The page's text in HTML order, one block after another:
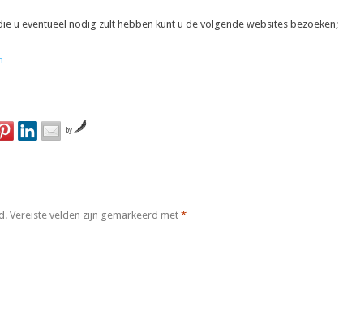
u eventueel nodig zult hebben kunt u de volgende websites bezoeken;
by
Vereiste velden zijn gemarkeerd met *